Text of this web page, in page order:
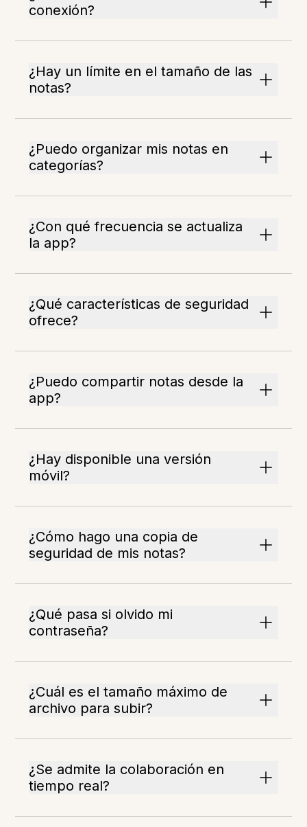
conexión?
¿Hay un límite en el tamaño de las
notas?
¿Puedo organizar mis notas en
categorías?
¿Con qué frecuencia se actualiza
la app?
¿Qué características de seguridad
ofrece?
¿Puedo compartir notas desde la
app?
¿Hay disponible una versión
móvil?
¿Cómo hago una copia de
seguridad de mis notas?
¿Qué pasa si olvido mi
contraseña?
¿Cuál es el tamaño máximo de
archivo para subir?
¿Se admite la colaboración en
tiempo real?